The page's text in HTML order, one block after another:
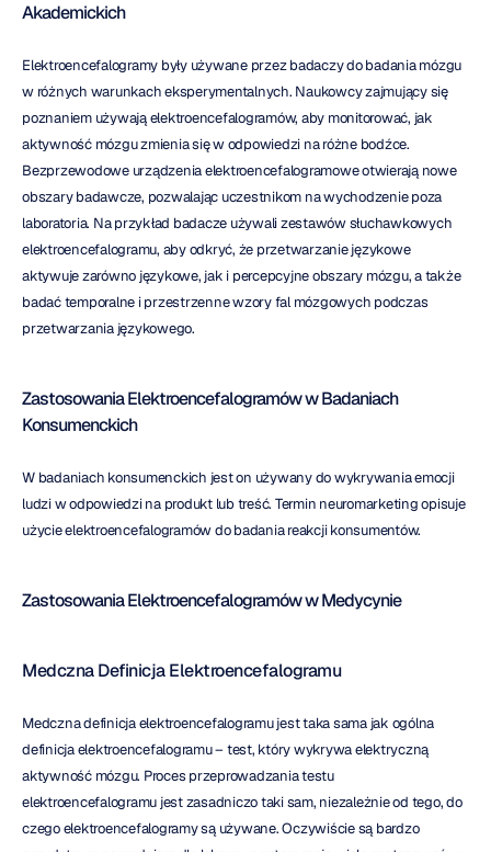
Akademickich
Elektroencefalogramy były używane przez badaczy do badania mózgu
w różnych warunkach eksperymentalnych. Naukowcy zajmujący się
poznaniem używają elektroencefalogramów, aby monitorować, jak
aktywność mózgu zmienia się w odpowiedzi na różne bodźce.
Bezprzewodowe urządzenia elektroencefalogramowe otwierają nowe
obszary badawcze, pozwalając uczestnikom na wychodzenie poza
laboratoria. Na przykład badacze używali zestawów słuchawkowych
elektroencefalogramu, aby odkryć, że przetwarzanie językowe
aktywuje zarówno językowe, jak i percepcyjne obszary mózgu, a także
badać temporalne i przestrzenne wzory fal mózgowych podczas
przetwarzania językowego.
Zastosowania Elektroencefalogramów w Badaniach
Konsumenckich
W badaniach konsumenckich jest on używany do wykrywania emocji
ludzi w odpowiedzi na produkt lub treść. Termin neuromarketing opisuje
użycie elektroencefalogramów do badania reakcji konsumentów.
Zastosowania Elektroencefalogramów w Medycynie
Medczna Definicja Elektroencefalogramu
Medczna definicja elektroencefalogramu jest taka sama jak ogólna
definicja elektroencefalogramu – test, który wykrywa elektryczną
aktywność mózgu. Proces przeprowadzania testu
elektroencefalogramu jest zasadniczo taki sam, niezależnie od tego, do
czego elektroencefalogramy są używane. Oczywiście są bardzo